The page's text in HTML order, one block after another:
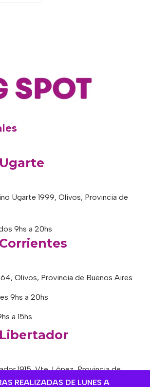
REALIZADAS DE LUNES A
Ugarte 1999, Olivos, Provincia de
9hs a 20hs
Olivos, Provincia de Buenos Aires
9hs a 20hs
a 15hs
1915, Vte. López, Provincia de